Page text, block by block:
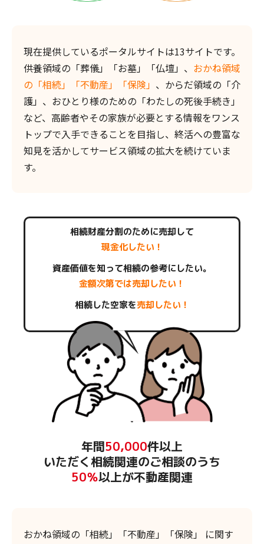
現在提供しているポータルサイトは13サイトです。
供養領域の「葬儀」「お墓」「仏壇」、 おかね領域
の「相続」「不動産」「保険」 、からだ領域の「介
護」、おひとり様のための「わたしの死後手続き」
など、高齢者やその家族が必要とする情報をワンス
トップで入手できることを目指し、終活への豊富な
知見を活かしてサービス領域の拡大を続けていま
す。
相続財産分割のために売却して
現金化したい！
資産価値を知って相続の参考にしたい。
金額次第では売却したい！
相続した空家を売却したい！
年間50,000件以上
いただく相続関連のご相談のうち
50％以上が不動産関連
おかね領域の「相続」「不動産」「保険」 に関す